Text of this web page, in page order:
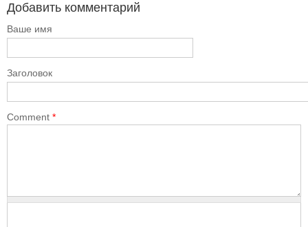
Добавить комментарий
Ваше имя
Заголовок
Comment *